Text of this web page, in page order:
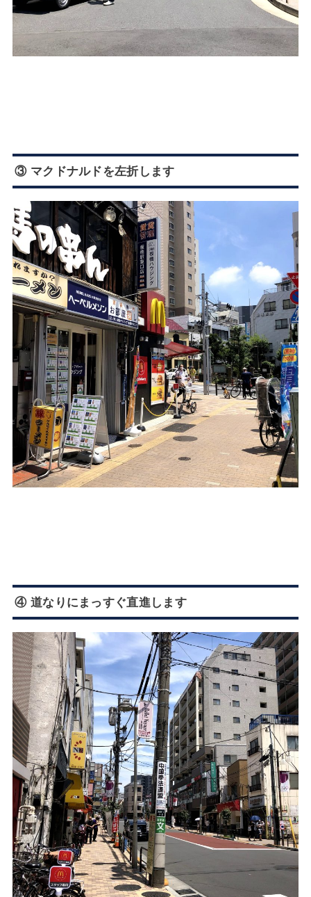
③ マクドナルドを左折します
④ 道なりにまっすぐ直進します